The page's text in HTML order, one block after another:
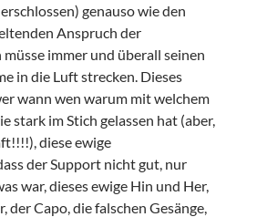
genauso wie den
Anspruch der
immer und überall seinen
in die Luft strecken. Dieses
wann wen warum mit welchem
stark im Stich gelassen hat (aber,
diese ewige
der Support nicht gut, nur
war, dieses ewige Hin und Her,
der Capo, die falschen Gesänge,